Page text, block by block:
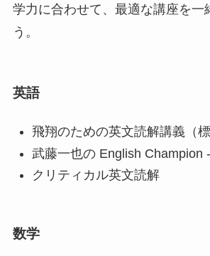
学力に合わせて、最適な講座を一
う。
英語
飛翔のための英文読解講義（
武藤一也の English Champion
クリティカル英文読解
数学